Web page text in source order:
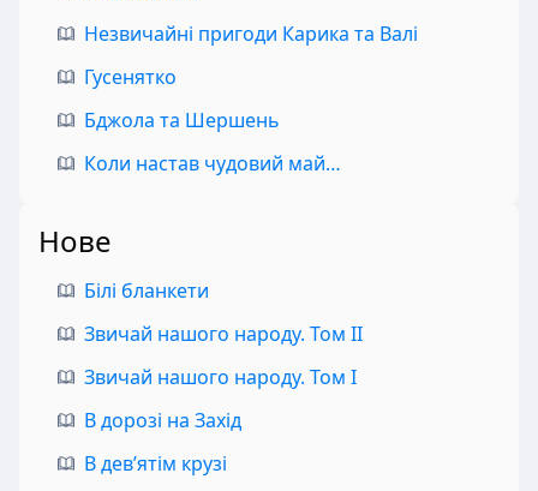
Незвичайні пригоди Карика та Валі
Гусенятко
Бджола та Шершень
Коли настав чудовий май…
Нове
Білі бланкети
Звичай нашого народу. Том II
Звичай нашого народу. Том I
В дорозі на Захід
В дев’ятім крузі